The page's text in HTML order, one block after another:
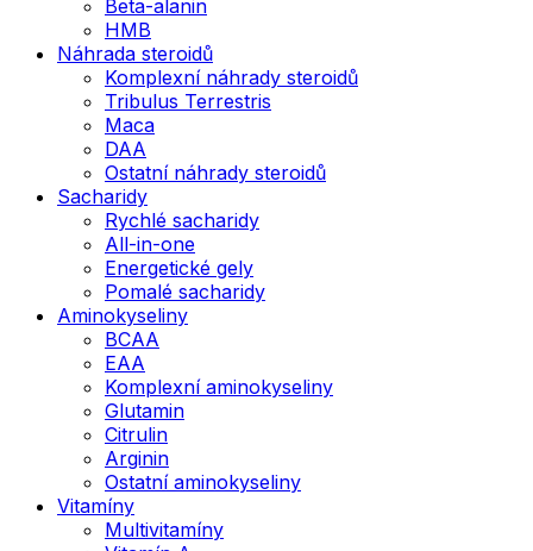
Beta-alanin
HMB
Náhrada steroidů
Komplexní náhrady steroidů
Tribulus Terrestris
Maca
DAA
Ostatní náhrady steroidů
Sacharidy
Rychlé sacharidy
All-in-one
Energetické gely
Pomalé sacharidy
Aminokyseliny
BCAA
EAA
Komplexní aminokyseliny
Glutamin
Citrulin
Arginin
Ostatní aminokyseliny
Vitamíny
Multivitamíny